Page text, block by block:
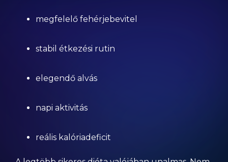
megfelelő fehérjebevitel
stabil étkezési rutin
elegendő alvás
napi aktivitás
reális kalóriadeficit